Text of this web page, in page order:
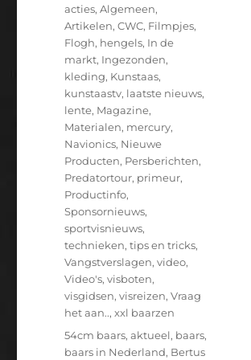
Categorieën
acties,Algemeen,
Artikelen,CWC, Filmpjes,
Flogh, hengels, In de
markt, Ingezonden,
kleding, Kunstaas,
kunstaastv, laatste nieuws,
lente, Magazine,
Materialen, mercury,
Navionics, Nieuwe
Producten, Persberichten,
Predatortour, primeur,
Productinfo,
Sponsornieuws,
sportvisnieuws,
technieken,tips en tricks,
Vangstverslagen,video,
Video's,visboten,
visgidsen,visreizen,Vraag
het aan..,xxl baarzen
Tags
54cm baars,aktueel, baars,
baars in Nederland, Bertus